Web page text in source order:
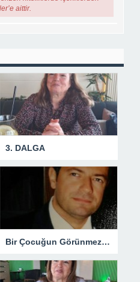
aittir.
3. DALGA
Bir Çocuğun Görünmez Yaraları – 42 “Kırık Şehirlerin Çocukları”